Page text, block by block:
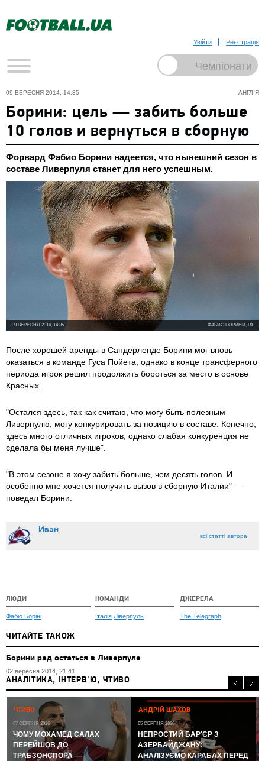
Увійти Реєстрація
АНГЛІЯ
09 ВЕРЕСНЯ 2014, 14:35
Борини: цель — забить больше
10 голов и вернуться в сборную
Форвард Фабио Борини надеется, что нынешний сезон в
составе Ливерпуля станет для него успешным.
ФАБИО БОРИНИ, PA
09 ВЕРЕСНЯ 2014, 14:35
После хорошей аренды в Сандерленде Борини мог вновь
оказаться в команде Гуса Пойета, однако в конце трансферного
периода игрок решил продолжить бороться за место в основе
Красных.
"Остался здесь, так как считаю, что могу быть полезным
Ливерпулю, могу конкурировать за позицию в составе. Конечно,
здесь много отличных игроков, однако слабая конкуренция не
сделала бы меня лучше".
"В этом сезоне я хочу забить больше, чем десять голов. И
особенно мне хочется получить вызов в сборную Италии" —
поведал Борини.
Иван
всі статті автора
ЛЮДИ
Фабіо Боріні
КОМАНДИ
Італія Ліверпуль
ДЖЕРЕЛА
The Telegraph
ЧИТАЙТЕ ТАКОЖ
Борини рад остаться в Ливерпуле
02 вересня 2014, 21:41
АНАЛІТИКА, ІНТЕРВ'Ю, ЧТИВО
ЧТИВО
07 СЕРПНЯ 2026
ЧОМУ МОХАМЕД САЛАХ
ПЕРЕЙШОВ ДО
ТРАБЗОНСПОРА —
АНДРІЙ ШАХОВ
05 СЕРПНЯ 2026
НЕПРОСТИЙ БАР'ЄР З
АЗЕРБАЙДЖАНУ:
АНАЛІЗУЄМО КАРАБАХ ПЕРЕД